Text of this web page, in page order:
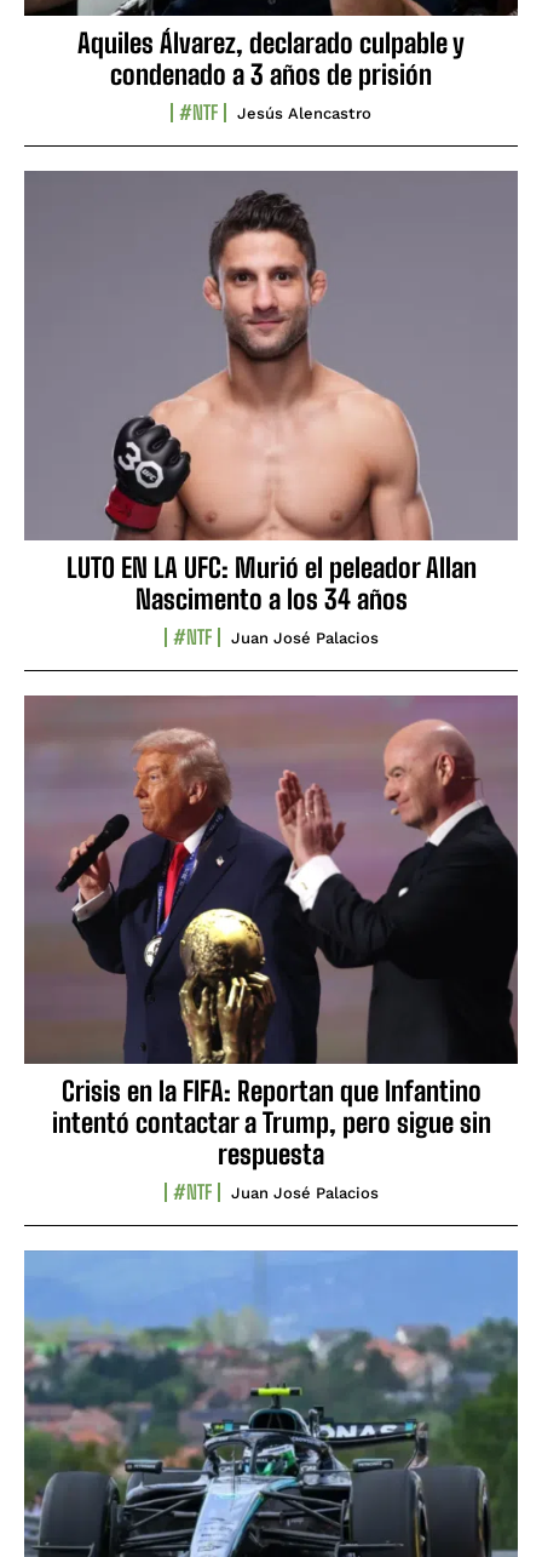
Aquiles Álvarez, declarado culpable y
condenado a 3 años de prisión
#NTF Jesús Alencastro
LUTO EN LA UFC: Murió el peleador Allan
Nascimento a los 34 años
#NTF Juan José Palacios
Crisis en la FIFA: Reportan que Infantino
intentó contactar a Trump, pero sigue sin
respuesta
#NTF Juan José Palacios